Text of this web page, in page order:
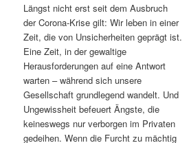
n
h
a
l
t
n
I
n
h
a
Längst nicht erst seit dem Ausbruch
der Corona-Krise gilt: Wir leben in einer
Zeit, die von Unsicherheiten geprägt ist.
Eine Zeit, in der gewaltige
Herausforderungen auf eine Antwort
warten – während sich unsere
Gesellschaft grundlegend wandelt. Und
Ungewissheit befeuert Ängste, die
keineswegs nur verborgen im Privaten
gedeihen. Wenn die Furcht zu mächtig